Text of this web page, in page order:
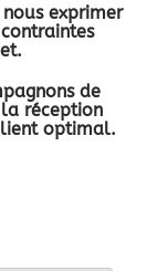
exprimer
de
réception
optimal.